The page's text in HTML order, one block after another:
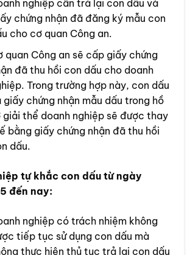
nghiệp cần trả lại con dấu và
chứng nhận đã đăng ký mẫu con
cho cơ quan Công an.
quan Công an sẽ cấp giấy chứng
đã thu hồi con dấu cho doanh
Trong trường hợp này, con dấu
giấy chứng nhận mẫu dấu trong hồ
giải thể doanh nghiệp sẽ được thay
bằng giấy chứng nhận đã thu hồi
dấu.
tự khắc con dấu từ ngày
đến nay:
nghiệp có trách nhiệm không
tiếp tục sử dụng con dấu mà
thực hiện thủ tục trả lại con dấu